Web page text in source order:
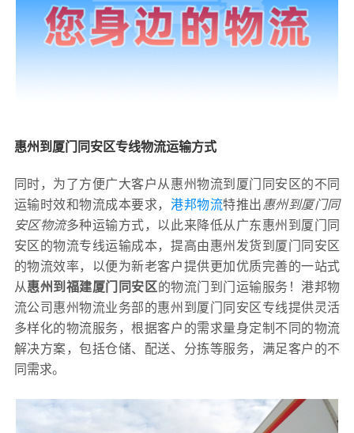
惠州到厦门同安区专线物流运输方式
同时，为了方便广大客户从惠州物流到厦门同安区的不同
运输时效和物流成本要求， 港邦物流特推出 惠州到厦门同
安区物流多种运输方式，以此来降低从广东惠州到厦门同
安区的物流专线运输成本，提高由惠州发货到厦门同安区
的物流效率，以便为新老客户提供更加优质完善的一站式
从惠州到福建厦门同安区的物流门到门运输服务！港邦物
流公司惠州物流业务部的惠州到厦门同安区专线提供灵活
多样化的物流服务，根据客户的需求量身定制不同的物流
解决方案，包括仓储、配送、分拣等服务，满足客户的不
同需求。